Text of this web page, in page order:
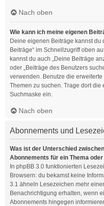
Nach oben
Wie kann ich meine eigenen
Deine eigenen Beiträge kannst du
Beiträge“ im Schnellzugriff oben
kannst du auch „Deine Beiträge
oder „Beiträge des Benutzers
verwenden. Benutze die
Themen zu suchen. Trage dort
Suchmaske ein.
Nach oben
Abonnements und
Was ist der Unterschied
Abonnements für ein Thema
In phpBB 3.0 funktionierten
Browsern: du bekamst keine
3.1 ähneln Lesezeichen mehr
Benachrichtigung erhalten, wenn
Abonnements hingegen